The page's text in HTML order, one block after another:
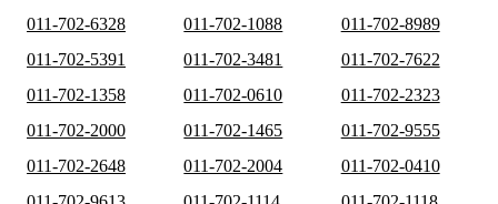
011-702-6328
011-702-1088
011-702-8989
011-702-5391
011-702-3481
011-702-7622
011-702-1358
011-702-0610
011-702-2323
011-702-2000
011-702-1465
011-702-9555
011-702-2648
011-702-2004
011-702-0410